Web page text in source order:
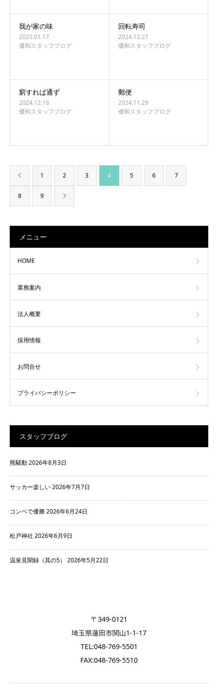
我が家の味
2025.01.17
優和スタッフブログ
回転寿司
2024.12.27
優和スタッフブログ
窮すれば通ず
2024.12.16
優和スタッフブログ
郵便
2024.11.29
優和スタッフブログ
1 2 3 4 5 6 7
8 9
メニュー
HOME
業務案内
法人概要
採用情報
お問合せ
プライバシーポリシー
スタッフブログ
熊騒動2026年8月3日
サッカー楽しい2026年7月7日
コンペで優勝2026年6月24日
松戸神社 2026年6月9日
温泉見聞録（其の5） 2026年5月22日
〒349-0121
埼玉県蓮田市関山1-1-17
TEL:048-769-5501
FAX:048-769-5510